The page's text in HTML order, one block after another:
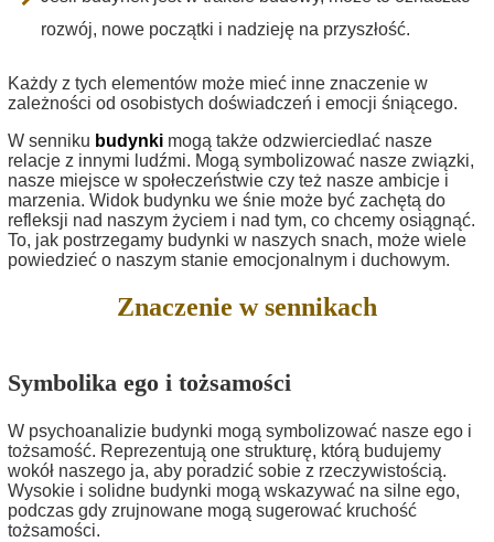
rozwój, nowe początki i nadzieję na przyszłość.
Każdy z tych elementów może mieć inne znaczenie w
zależności od osobistych doświadczeń i emocji śniącego.
W senniku budynki mogą także odzwierciedlać nasze
relacje z innymi ludźmi. Mogą symbolizować nasze związki,
nasze miejsce w społeczeństwie czy też nasze ambicje i
marzenia. Widok budynku we śnie może być zachętą do
refleksji nad naszym życiem i nad tym, co chcemy osiągnąć.
To, jak postrzegamy budynki w naszych snach, może wiele
powiedzieć o naszym stanie emocjonalnym i duchowym.
Znaczenie w sennikach
Symbolika ego i tożsamości
W psychoanalizie budynki mogą symbolizować nasze ego i
tożsamość. Reprezentują one strukturę, którą budujemy
wokół naszego ja, aby poradzić sobie z rzeczywistością.
Wysokie i solidne budynki mogą wskazywać na silne ego,
podczas gdy zrujnowane mogą sugerować kruchość
tożsamości.